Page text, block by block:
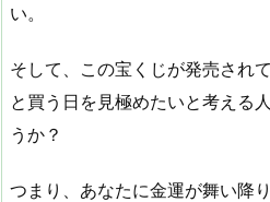
い。
そして、この宝くじが発売され
と買う日を見極めたいと考える
うか？
つまり、あなたに金運が舞い降